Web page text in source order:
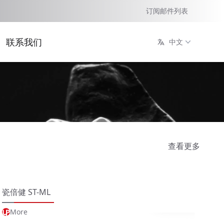
订阅邮件列表
联系我们 中文
查看更多
瓷倍健 ST-ML
More